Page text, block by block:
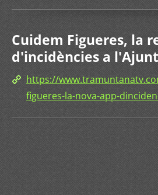
Cuidem Figueres, la
d'incidències a
https://
figueres-la-nova-app-